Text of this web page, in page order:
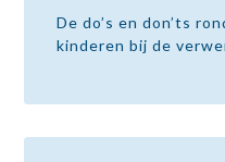
De do’s en don’ts
kinderen bij de